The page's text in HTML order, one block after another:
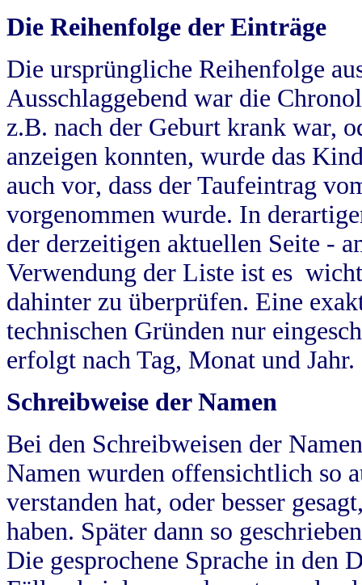
Die Reihenfolge der Einträge
Die ursprüngliche Reihenfolge
Ausschlaggebend war die
z.B. nach der Geburt krank war,
anzeigen konnten, wurde das
auch vor, dass der Taufeintrag
vorgenommen wurde. In
der derzeitigen aktuellen Seite -
Verwendung der Liste ist es
dahinter zu überprüfen. Eine
technischen Gründen nur
erfolgt nach Tag, Monat und Jahr.
Schreibweise der Namen
Bei den Schreibweisen der
Namen wurden offensichtlich so
verstanden hat, oder besser
haben. Später dann so
Die gesprochene Sprache in